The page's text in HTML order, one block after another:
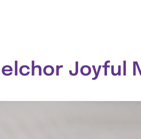
Joyful